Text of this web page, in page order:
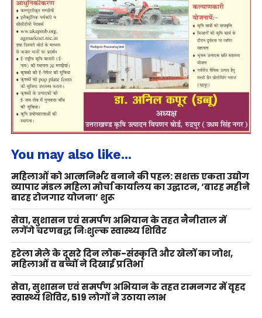
You may also like...
महिलाओं को आत्मनिर्भर बनाने की पहल: सशक्त एकता उद्योग
व्यापार मंडल महिला मोर्चा कार्यालय का उद्घाटन, ‘बारह महीने
बारह रोजगार योजना’ शुरू
सेवा, सुशासन एवं समर्पण अभियान के तहत नैनीताल में
लगेंगे चरणबद्ध निःशुल्क स्वास्थ्य शिविर
हरेला मेले के दूसरे दिन लोक-संस्कृति और खेलों का जोश,
महिलाओं व बच्चों ने दिखाई प्रतिभा
सेवा, सुशासन एवं समर्पण अभियान के तहत रामनगर में वृहद
स्वास्थ्य शिविर, 519 लोगों ने उठाया लाभ